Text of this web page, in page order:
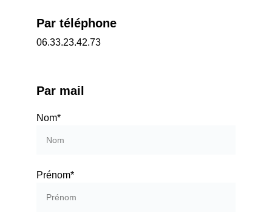
Nom*
Prénom*
Par mail
Par téléphone
06.33.23.42.73